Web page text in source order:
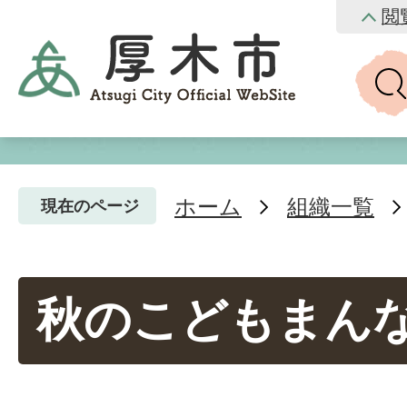
閲
現在のページ ホーム 組織一覧
秋のこどもまん